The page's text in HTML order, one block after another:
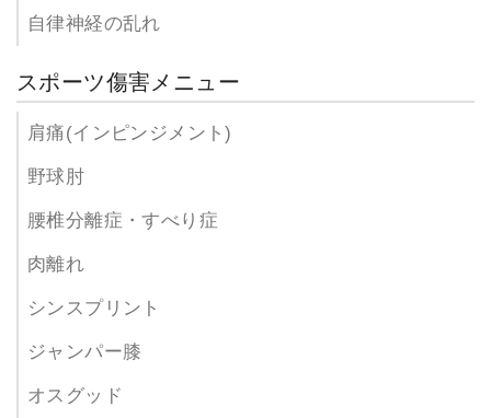
自律神経の乱れ
スポーツ傷害メニュー
肩痛(インピンジメント)
野球肘
腰椎分離症・すべり症
肉離れ
シンスプリント
ジャンパー膝
オスグッド